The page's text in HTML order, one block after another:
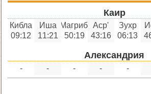
Каир
Зухр
06:13
'Аср
43:16
Магриб
50:19
Иша
11:21
Кибла
09:12
Александрия
-
-
-
-
-